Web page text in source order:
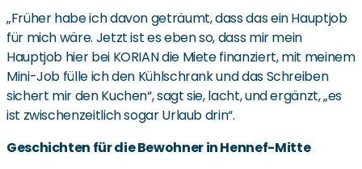
„Früher habe ich davon geträumt, dass das ein Hauptjob
für mich wäre. Jetzt ist es eben so, dass mir mein
Hauptjob hier bei KORIAN die Miete finanziert, mit meinem
Mini-Job fülle ich den Kühlschrank und das Schreiben
sichert mir den Kuchen“, sagt sie, lacht, und ergänzt, „es
ist zwischenzeitlich sogar Urlaub drin“.
Geschichten für die Bewohner in Hennef-Mitte